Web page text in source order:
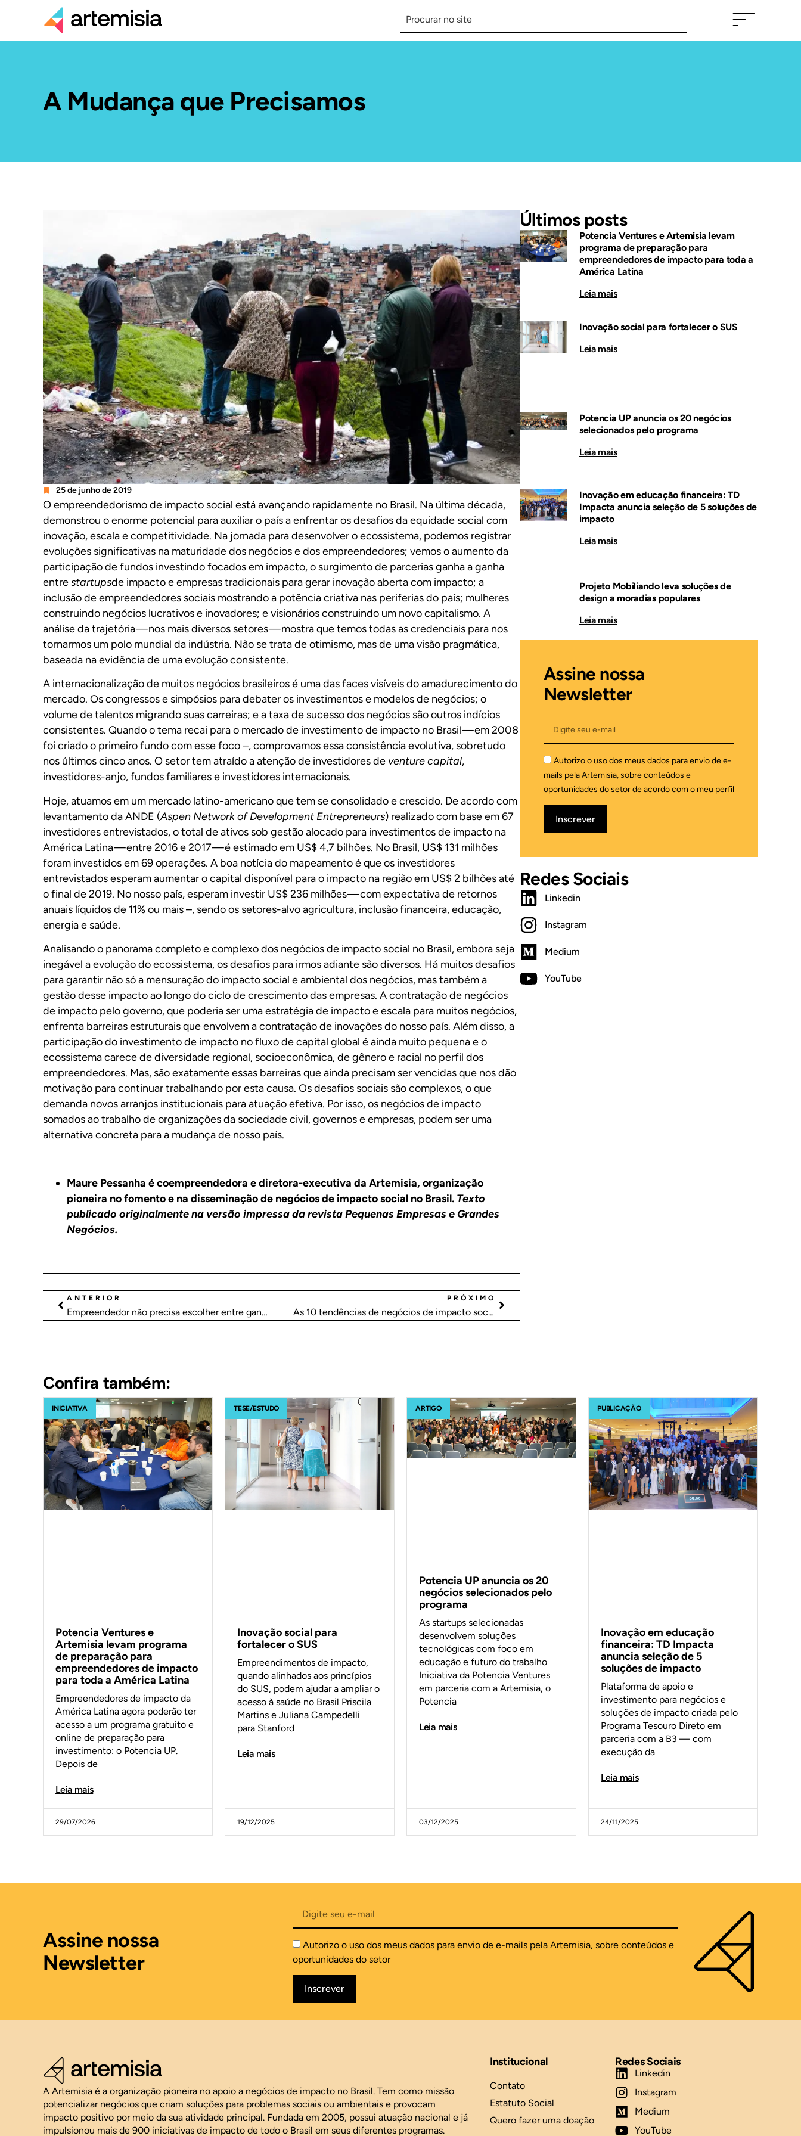
A Mudança que Precisamos
25 de junho de 2019
O empreendedorismo de impacto social está avançando rapidamente no Brasil. Na última década,
demonstrou o enorme potencial para auxiliar o país a enfrentar os desafios da equidade social com
inovação, escala e competitividade. Na jornada para desenvolver o ecossistema, podemos registrar
evoluções significativas na maturidade dos negócios e dos empreendedores; vemos o aumento da
participação de fundos investindo focados em impacto, o surgimento de parcerias ganha a ganha
entrestartupsde impacto e empresas tradicionais para gerar inovação aberta com impacto; a
inclusão de empreendedores sociais mostrando a potência criativa nas periferias do país; mulheres
construindo negócios lucrativos e inovadores; e visionários construindo um novo capitalismo. A
análise da trajetória — nos mais diversos setores — mostra que temos todas as credenciais para nos
tornarmos um polo mundial da indústria. Não se trata de otimismo, mas de uma visão pragmática,
baseada na evidência de uma evolução consistente.
A internacionalização de muitos negócios brasileiros é uma das faces visíveis do amadurecimento do
mercado. Os congressos e simpósios para debater os investimentos e modelos de negócios; o
volume de talentos migrando suas carreiras; e a taxa de sucesso dos negócios são outros indícios
consistentes. Quando o tema recai para o mercado de investimento de impacto no Brasil — em 2008
foi criado o primeiro fundo com esse foco –, comprovamos essa consistência evolutiva, sobretudo
nos últimos cinco anos. O setor tem atraído a atenção de investidores de venture capital,
investidores-anjo, fundos familiares e investidores internacionais.
Hoje, atuamos em um mercado latino-americano que tem se consolidado e crescido. De acordo com
levantamento da ANDE (Aspen Network of Development Entrepreneurs) realizado com base em 67
investidores entrevistados, o total de ativos sob gestão alocado para investimentos de impacto na
América Latina — entre 2016 e 2017 — é estimado em US$ 4,7 bilhões. No Brasil, US$ 131 milhões
foram investidos em 69 operações. A boa notícia do mapeamento é que os investidores
entrevistados esperam aumentar o capital disponível para o impacto na região em US$ 2 bilhões até
o final de 2019. No nosso país, esperam investir US$ 236 milhões — com expectativa de retornos
anuais líquidos de 11% ou mais –, sendo os setores-alvo agricultura, inclusão financeira, educação,
energia e saúde.
Analisando o panorama completo e complexo dos negócios de impacto social no Brasil, embora seja
inegável a evolução do ecossistema, os desafios para irmos adiante são diversos. Há muitos desafios
para garantir não só a mensuração do impacto social e ambiental dos negócios, mas também a
gestão desse impacto ao longo do ciclo de crescimento das empresas. A contratação de negócios
de impacto pelo governo, que poderia ser uma estratégia de impacto e escala para muitos negócios,
enfrenta barreiras estruturais que envolvem a contratação de inovações do nosso país. Além disso, a
participação do investimento de impacto no fluxo de capital global é ainda muito pequena e o
ecossistema carece de diversidade regional, socioeconômica, de gênero e racial no perfil dos
empreendedores. Mas, são exatamente essas barreiras que ainda precisam ser vencidas que nos dão
motivação para continuar trabalhando por esta causa. Os desafios sociais são complexos, o que
demanda novos arranjos institucionais para atuação efetiva. Por isso, os negócios de impacto
somados ao trabalho de organizações da sociedade civil, governos e empresas, podem ser uma
alternativa concreta para a mudança de nosso país.
Maure Pessanha é coempreendedora e diretora-executiva da Artemisia, organização
pioneira no fomento e na disseminação de negócios de impacto social no Brasil. Texto
publicado originalmente na versão impressa da revistaPequenas Empresas e Grandes
Negócios.
ANTERIOR
Empreendedor não precisa escolher entre ganhar dinheiro ou mudar o mundo
PRÓXIMO
As 10 tendências de negócios de impacto social para ficar de olho - parte 2
Últimos posts
Potencia Ventures e Artemisia levam
programa de preparação para
empreendedores de impacto para toda a
América Latina
Leia mais
Inovação social para fortalecer o SUS
Leia mais
Potencia UP anuncia os 20 negócios
selecionados pelo programa
Leia mais
Inovação em educação financeira: TD
Impacta anuncia seleção de 5 soluções de
impacto
Leia mais
Projeto Mobiliando leva soluções de
design a moradias populares
Leia mais
Assine nossa
Newsletter
Autorizo o uso dos meus dados para envio de e-
mails pela Artemisia, sobre conteúdos e
oportunidades do setor de acordo com o meu perfil
Inscrever
Redes Sociais
Linkedin
Instagram
Medium
YouTube
Confira também:
INICIATIVA
Potencia Ventures e
Artemisia levam programa
de preparação para
empreendedores de impacto
para toda a América Latina
Empreendedores de impacto da
América Latina agora poderão ter
acesso a um programa gratuito e
online de preparação para
investimento: o Potencia UP.
Depois de
Leia mais
29/07/2026
TESE/ESTUDO
Inovação social para
fortalecer o SUS
Empreendimentos de impacto,
quando alinhados aos princípios
do SUS, podem ajudar a ampliar o
acesso à saúde no Brasil Priscila
Martins e Juliana Campedelli
para Stanford
Leia mais
19/12/2025
ARTIGO
Potencia UP anuncia os 20
negócios selecionados pelo
programa
As startups selecionadas
desenvolvem soluções
tecnológicas com foco em
educação e futuro do trabalho
Iniciativa da Potencia Ventures
em parceria com a Artemisia, o
Potencia
Leia mais
03/12/2025
PUBLICAÇÃO
Inovação em educação
financeira: TD Impacta
anuncia seleção de 5
soluções de impacto
Plataforma de apoio e
investimento para negócios e
soluções de impacto criada pelo
Programa Tesouro Direto em
parceria com a B3 — com
execução da
Leia mais
24/11/2025
Assine nossa
Newsletter
Autorizo o uso dos meus dados para envio de e-mails pela Artemisia, sobre conteúdos e
oportunidades do setor
Inscrever
A Artemisia é a organização pioneira no apoio a negócios de impacto no Brasil. Tem como missão
potencializar negócios que criam soluções para problemas sociais ou ambientais e provocam
impacto positivo por meio da sua atividade principal. Fundada em 2005, possui atuação nacional e já
impulsionou mais de 900 iniciativas de impacto de todo o Brasil em seus diferentes programas.
Institucional
Contato
Estatuto Social
Quero fazer uma doação
Redes Sociais
Linkedin
Instagram
Medium
YouTube